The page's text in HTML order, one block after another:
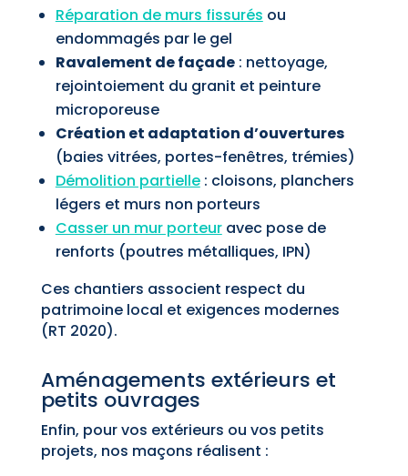
Réparation de murs fissurés ou
endommagés par le gel
Ravalement de façade: nettoyage,
rejointoiement du granit et peinture
microporeuse
Création et adaptation d’ouvertures
(baies vitrées, portes-fenêtres, trémies)
Démolition partielle: cloisons, planchers
légers et murs non porteurs
Casser un mur porteuravec pose de
renforts (poutres métalliques, IPN)
Ces chantiers associent respect du
patrimoine local et exigences modernes
(RT 2020).
Aménagements extérieurs et
petits ouvrages
Enfin, pour vos extérieurs ou vos petits
projets, nos maçons réalisent :